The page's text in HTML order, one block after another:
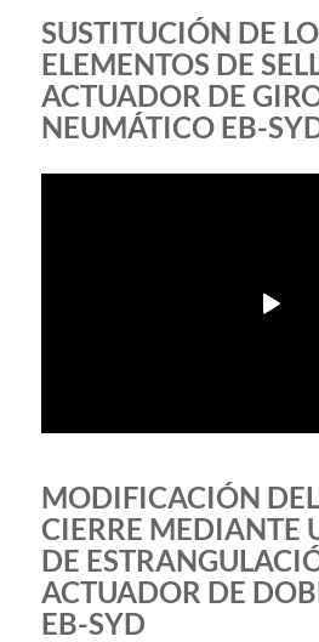
SUSTITUCIÓN DE
ELEMENTOS DE
ACTUADOR DE
NEUMÁTICO EB-
MODIFICACIÓN
CIERRE MEDIANTE
DE
ACTUADOR DE
EB-SYD